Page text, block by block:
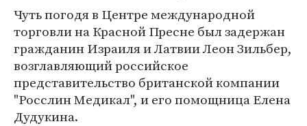
Чуть погодя в Центре международной
торговли на Красной Пресне был задержан
гражданин Израиля и Латвии Леон Зильбер,
возглавляющий российское
представительство британской компании
"Росслин Медикал", и его помощница Елена
Дудукина.